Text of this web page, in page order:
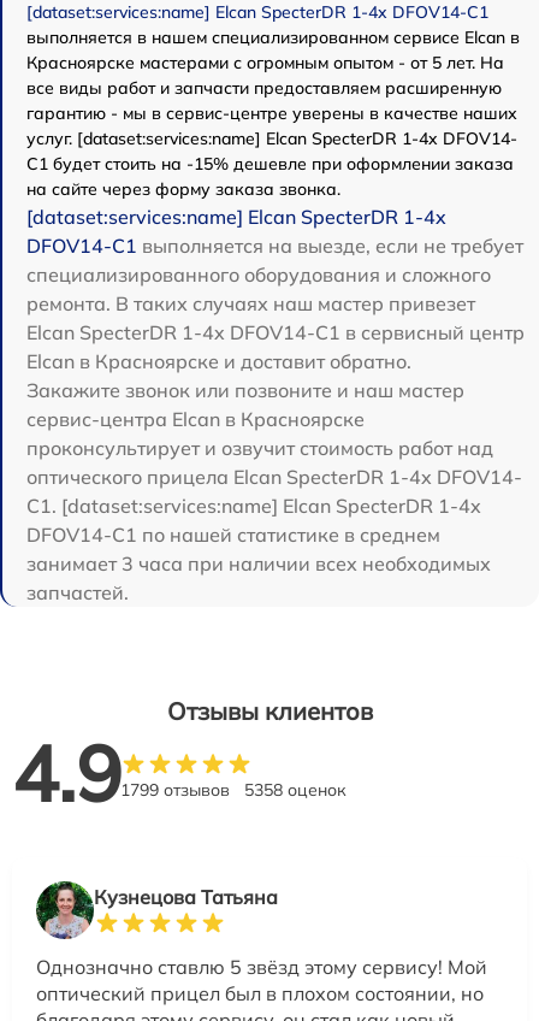
[dataset:services:name] Elcan SpecterDR 1-4x DFOV14-C1
выполняется в нашем специализированном сервисе Elcan в
Красноярске мастерами с огромным опытом - от 5 лет. На
все виды работ и запчасти предоставляем расширенную
гарантию - мы в сервис-центре уверены в качестве наших
услуг. [dataset:services:name] Elcan SpecterDR 1-4x DFOV14-
C1 будет стоить на -15% дешевле при оформлении заказа
на сайте через форму заказа звонка.
[dataset:services:name] Elcan SpecterDR 1-4x
DFOV14-C1 выполняется на выезде, если не требует
специализированного оборудования и сложного
ремонта. В таких случаях наш мастер привезет
Elcan SpecterDR 1-4x DFOV14-C1 в сервисный центр
Elcan в Красноярске и доставит обратно.
Закажите звонок или позвоните и наш мастер
сервис-центра Elcan в Красноярске
проконсультирует и озвучит стоимость работ над
оптического прицела Elcan SpecterDR 1-4x DFOV14-
C1. [dataset:services:name] Elcan SpecterDR 1-4x
DFOV14-C1 по нашей статистике в среднем
занимает 3 часа при наличии всех необходимых
запчастей.
Отзывы клиентов
4.91799 отзывов 5358 оценок
Кузнецова Татьяна
Однозначно ставлю 5 звёзд этому сервису! Мой
оптический прицел был в плохом состоянии, но